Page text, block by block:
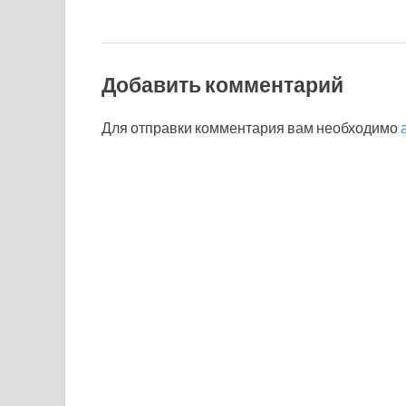
Добавить комментарий
Для отправки комментария вам необходимо